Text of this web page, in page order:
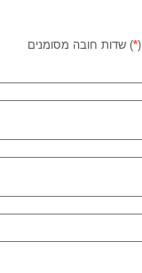
*) שדות חובה מסומנים